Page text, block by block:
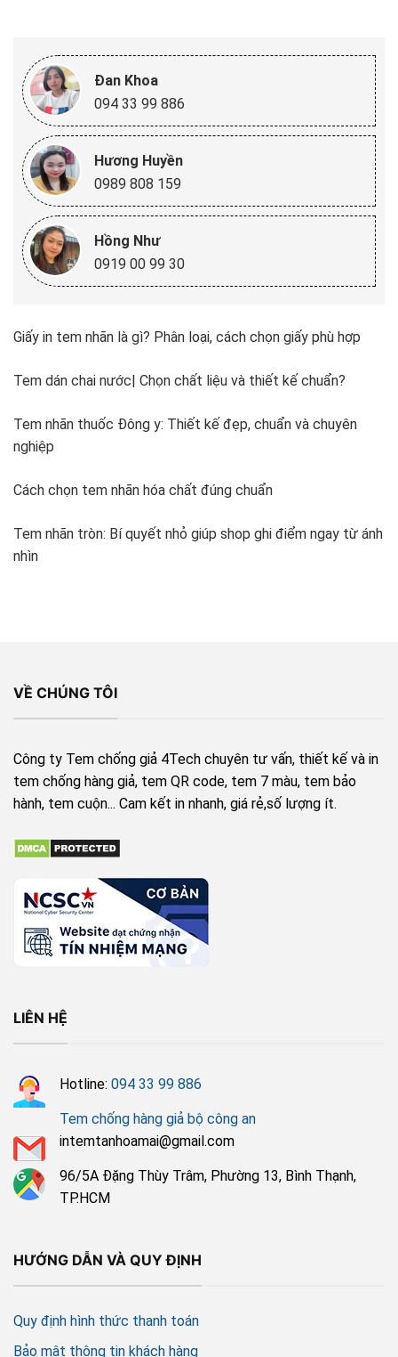
Đan Khoa
094 33 99 886
Hương Huyền
0989 808 159
Hồng Như
0919 00 99 30
Giấy in tem nhãn là gì? Phân loại, cách chọn giấy phù hợp
Tem dán chai nước| Chọn chất liệu và thiết kế chuẩn?
Tem nhãn thuốc Đông y: Thiết kế đẹp, chuẩn và chuyên
nghiệp
Cách chọn tem nhãn hóa chất đúng chuẩn
Tem nhãn tròn: Bí quyết nhỏ giúp shop ghi điểm ngay từ ánh
nhìn
VỀ CHÚNG TÔI
Công ty Tem chống giả 4Tech chuyên tư vấn, thiết kế và in
tem chống hàng giả, tem QR code, tem 7 màu, tem bảo
hành, tem cuộn... Cam kết in nhanh, giá rẻ,số lượng ít.
LIÊN HỆ
Hotline: 094 33 99 886
Tem chống hàng giả bộ công an
intemtanhoamai@gmail.com
96/5A Đặng Thùy Trâm, Phường 13, Bình Thạnh,
TP.HCM
HƯỚNG DẪN VÀ QUY ĐỊNH
Quy định hình thức thanh toán
Bảo mật thông tin khách hàng